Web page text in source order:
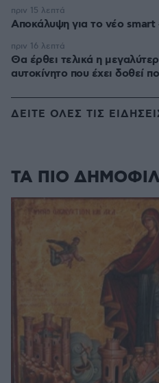
Αποκάλυψη για το νέο smart
πριν 15 λεπτά
Θα έρθει τελικά η
αυτοκίνητο που έχει δοθεί
πριν 16 λεπτά
ΔΕΙΤΕ ΟΛΕΣ ΤΙΣ
ΤΑ ΠΙΟ